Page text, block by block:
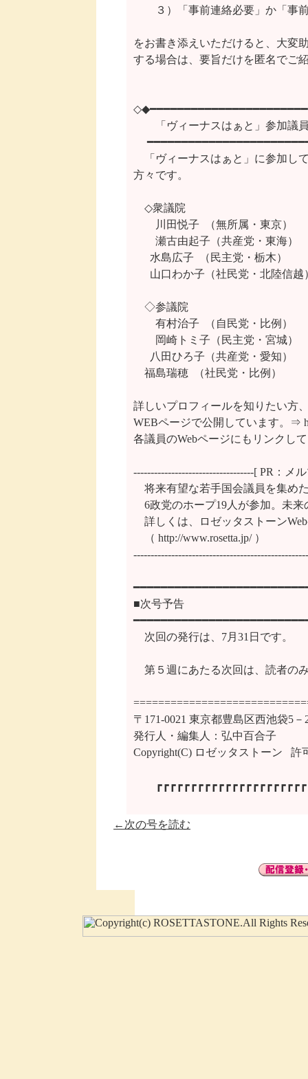
　３）「事前連絡必要」か「事
をお書き添えいただけると、大変
する場合は、要旨だけを匿名でご
「ヴィーナスはぁと」参加議
「ヴィーナスはぁと」に参加し
方々です。
◇衆議院
川田悦子  （無所属・東京）　
瀬古由起子（共産党・東海）　
水島広子  （民主党・栃木）　
山口わか子（社民党・北陸信越
◇参議院
有村治子  （自民党・比例）　
岡崎トミ子（民主党・宮城）　
八田ひろ子（共産党・愛知）　
福島瑞穂  （社民党・比例）　
詳しいプロフィールを知りたい方
WEBページで公開しています。⇒
各議員のWebページにもリンクし
-----------------------------------[ PR：メ
将来有望な若手国会議員を集め
6政党のホープ19人が参加。未来
詳しくは、ロゼッタストーン
（ http://www.rosetta.jp/ ）
■次号予告
次回の発行は、7月31日です。
第５週にあたる次回は、読者の
〒171-0021 東京都豊島区西池袋5
発行人・編集人：弘中百合子
Copyright(C) ロゼッタストーン
←次の号を読む